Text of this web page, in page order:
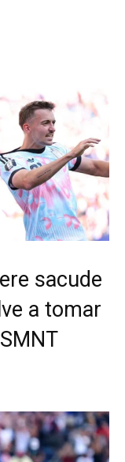
sacude
a tomar